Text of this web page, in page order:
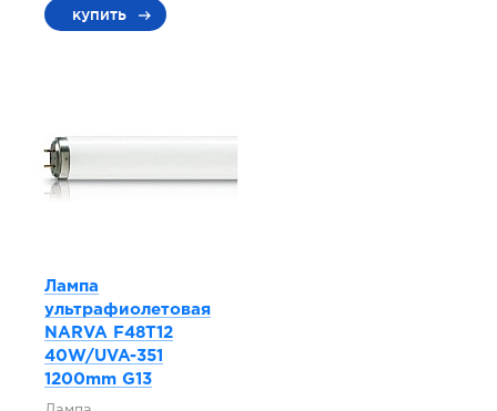
купить
Лампа
ультрафиолетовая
NARVA F48T12
40W/UVA-351
1200mm G13